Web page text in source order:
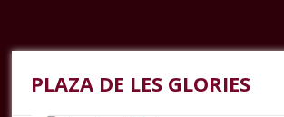
PLAZA DE LES GLORIES